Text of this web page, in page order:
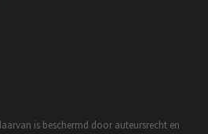
is beschermd door auteursrecht en